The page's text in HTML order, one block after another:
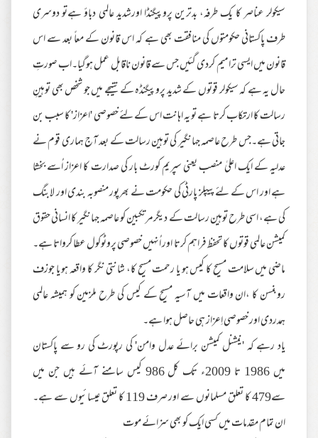
سیکولر عناصر کا یک طرفہ، بدترین پروپیگنڈا اورشدید عالمی دباؤ ہےتو دوسری
طرف پاکستانی حکومتوں کی منافقت بھی ہے کہ اس قانون کے معاً بعد سے اس
قانون میں ایسی ترامیم کردی گئیں جس سے قانون ناقابل عمل ہوگیا۔اب صورتِ
حال یہ ہے کہ سیکولر قوتوں کے شدید پروپیگنڈہ کے نتیجے میں جو شخص بھی توہینِ
رسالت کا ارتکاب کرتا ہے تو یہ اہانت اس کے لئے خصوصی 'اعزاز' کا سبب بن
جاتی ہے۔جس طرح عاصمہ جہانگیر کی توہین رسالت کے بعد آج ہماری قوم نے
عدلیہ کے ایک اعلیٰ منصب یعنی سپریم کورٹ بار کی صدارت کا اعزاز اُسے بخشا
ہے اور اس کے لئے پیپلز پارٹی کی حکومت نے بھرپور منصوبہ بندی اور لابنگ
کی ہے، اسی طرح توہین رسالت کے دیگرمرتکبین کو عاصمہ جہانگیر کا انسانی حقوق
کمیشن عالمی قوتوں کا تحفظ فراہم کرتا اور اُنہیں خصوصی پروٹوکول عطا کرواتا ہے۔
ماضی میں سلامت مسیح کا کیس ہو یا رحمت مسیح کا، شانتی نگر کا واقعہ ہو یا جوزف
روبنسن کا ،ان واقعات میں آسیہ مسیح کے کیس کی طرح ملزمین کو ہمیشہ عالمی
ہمدردی اور خصوصی اِعزاز ہی حاصل ہوا ہے۔
یاد رہے کہ 'نیشنل کمیشن برائے عدل وامن' کی رپورٹ کی رو سے پاکستان
میں 1986 تا 2009ء تک کل 986 کیس سامنے آئے ہیں جن میں
سے479 کا تعلق مسلمانوں سے اور صرف 119 کا تعلق عیسائیوں سے ہے۔
ان تمام مقدمات میں کسی ایک کو بھی سزائے موت